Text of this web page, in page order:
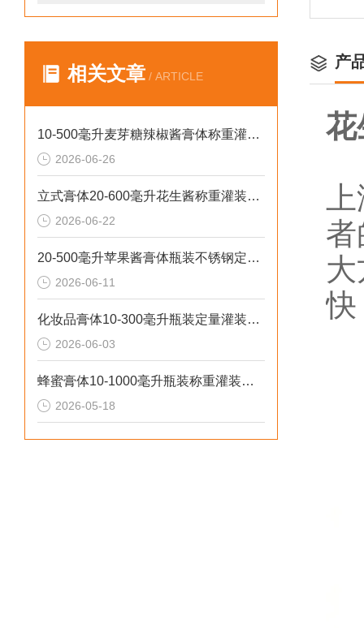
相关文章 / ARTICLE
10-500毫升麦芽糖辣椒酱膏体称重灌装机厂家批发
2026-06-26
立式膏体20-600毫升花生酱称重灌装机性价比高
2026-06-22
20-500毫升苹果酱膏体瓶装不锈钢定量灌装机设备
2026-06-11
化妆品膏体10-300毫升瓶装定量灌装机操作流程
2026-06-03
蜂蜜膏体10-1000毫升瓶装称重灌装机工作原理
2026-05-18
产
花
快